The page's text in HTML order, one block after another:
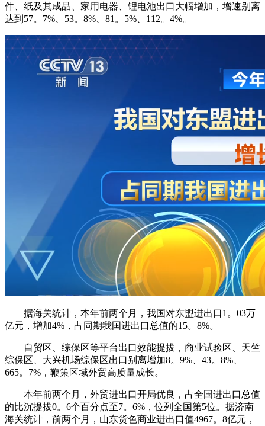
件、纸及其成品、家用电器、锂电池出口大幅增加，增速别离
达到57。7%、53。8%、81。5%、112。4%。
据海关统计，本年前两个月，我国对东盟进出口1。03万
亿元，增加4%，占同期我国进出口总值的15。8%。
自贸区、综保区等平台出口效能提拔，商业试验区、天竺
综保区、大兴机场综保区出口别离增加8。9%、43。8%、
665。7%，鞭策区域外贸高质量成长。
本年前两个月，外贸进出口开局优良，占全国进出口总值
的比沉提拔0。6个百分点至7。6%，位列全国第5位。据济南
海关统计，前两个月，山东货色商业进出口值4967。8亿元，